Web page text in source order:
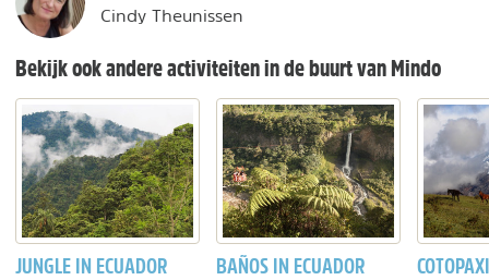
Cindy Theunissen
Bekijk ook andere activiteiten in de buurt van Mindo
JUNGLE IN ECUADOR BAÑOS IN ECUADOR COTOPAXI